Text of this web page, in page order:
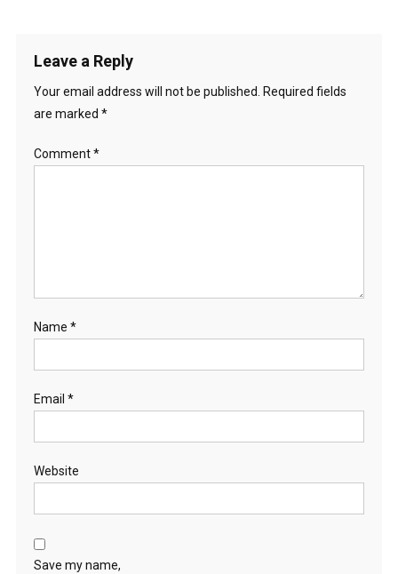
Leave a Reply
Your email address will not be published.
Required fields
are marked *
Comment*
Name *
Email *
Website
Save my name,